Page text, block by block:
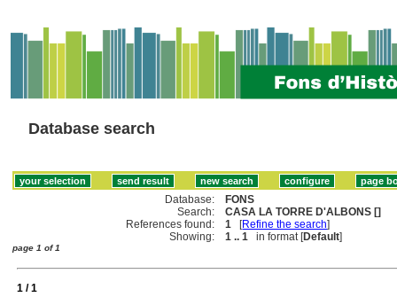
Database search
Database:
FONS
Search:
CASA LA TORRE D'ALBONS []
References found:
1 [Refine the search]
Showing:
1 .. 1 in format [Default]
page 1 of 1
1 / 1